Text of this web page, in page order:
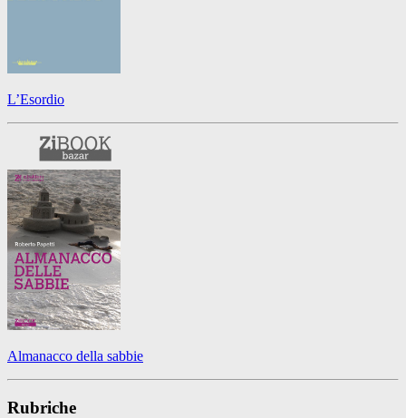
L’Esordio
Almanacco della sabbie
Rubriche